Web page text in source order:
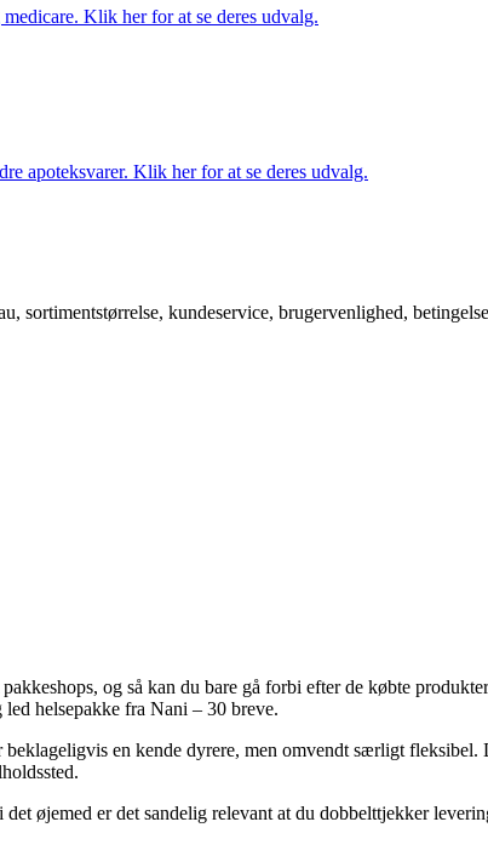
Klik her for at se deres udvalg.
apoteksvarer. Klik her for at se deres udvalg.
sortimentstørrelse, kundeservice, brugervenlighed,
og så kan du bare gå forbi efter de købte
helsepakke fra Nani – 30 breve.
en kende dyrere, men omvendt særligt
øjemed er det sandelig relevant at du dobbelttjekker